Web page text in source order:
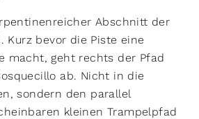
Ab­schnitt der
Kurz bevor die Piste eine
macht, geht rechts der Pfad
ab. Nicht in die
sondern den parallel
kleinen Trampelpfad